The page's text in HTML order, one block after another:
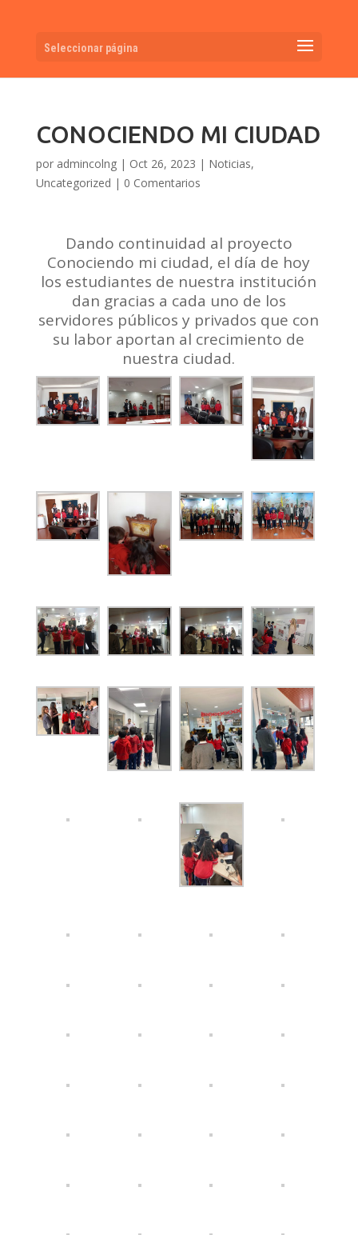
Seleccionar página
CONOCIENDO MI CIUDAD
por admincolng| Oct 26, 2023 | Noticias,
Uncategorized | 0 Comentarios
Dando continuidad al proyecto
Conociendo mi ciudad, el día de hoy
los estudiantes de nuestra institución
dan gracias a cada uno de los
servidores públicos y privados que con
su labor aportan al crecimiento de
nuestra ciudad.